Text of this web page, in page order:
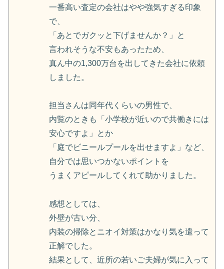
一番高い査定の会社はやや強気すぎる印象
で、
「あとでガクッと下げませんか？」と
言われそうな不安もあったため、
真ん中の1,300万台を出してきた会社に依頼
しました。
担当さんは同年代くらいの男性で、
内覧のときも「小学校が近いので共働きには
安心ですよ」とか
「庭でビニールプールを出せますよ」など、
自分では思いつかないポイントを
うまくアピールしてくれて助かりました。
感想としては、
外壁が古い分、
内装の掃除とニオイ対策はかなり気を遣って
正解でした。
結果として、近所の若いご夫婦が気に入って